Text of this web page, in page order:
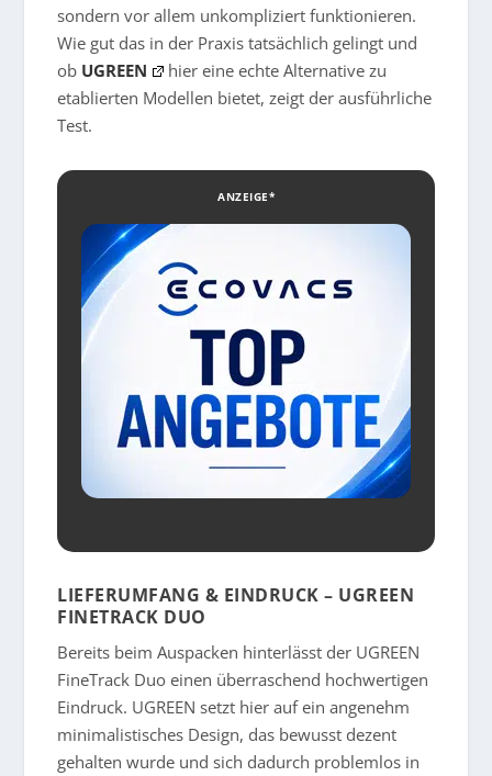
sondern vor allem unkompliziert funktionieren.
Wie gut das in der Praxis tatsächlich gelingt und
ob UGREEN
hier eine echte Alternative zu
etablierten Modellen bietet, zeigt der ausführliche
Test.
ANZEIGE*
LIEFERUMFANG & EINDRUCK – UGREEN
FINETRACK DUO
Bereits beim Auspacken hinterlässt der UGREEN
FineTrack Duo einen überraschend hochwertigen
Eindruck. UGREEN setzt hier auf ein angenehm
minimalistisches Design, das bewusst dezent
gehalten wurde und sich dadurch problemlos in